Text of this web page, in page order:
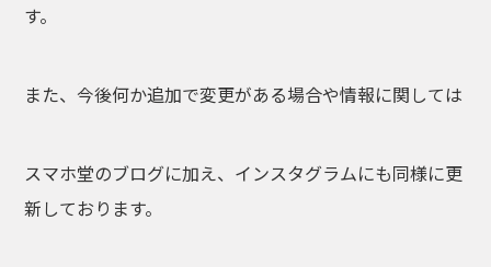
す。
また、今後何か追加で変更がある場合や情報に関しては
スマホ堂のブログに加え、インスタグラムにも同様に更
新しております。